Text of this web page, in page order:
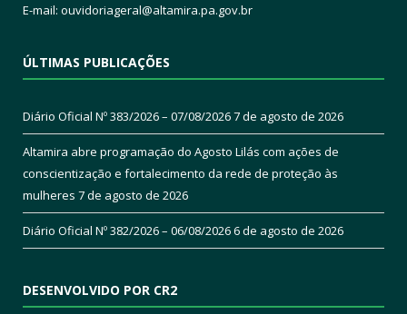
E-mail: ouvidoriageral@altamira.pa.gov.br
ÚLTIMAS PUBLICAÇÕES
Diário Oficial Nº 383/2026 – 07/08/20267 de agosto de 2026
Altamira abre programação do Agosto Lilás com ações de
conscientização e fortalecimento da rede de proteção às
mulheres 7 de agosto de 2026
Diário Oficial Nº 382/2026 – 06/08/20266 de agosto de 2026
DESENVOLVIDO POR CR2